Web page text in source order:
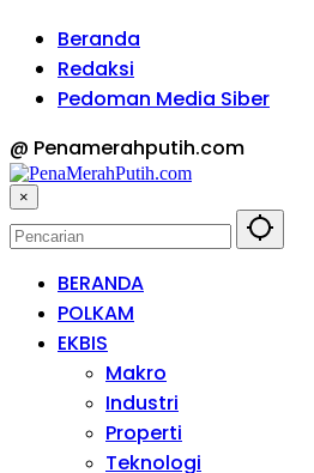
Beranda
Redaksi
Pedoman Media Siber
@ Penamerahputih.com
×
BERANDA
POLKAM
EKBIS
Makro
Industri
Properti
Teknologi